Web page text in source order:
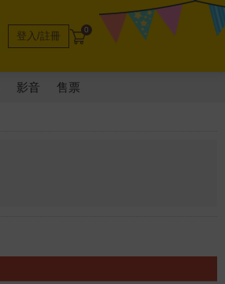
登入/註冊 0
影音 售票